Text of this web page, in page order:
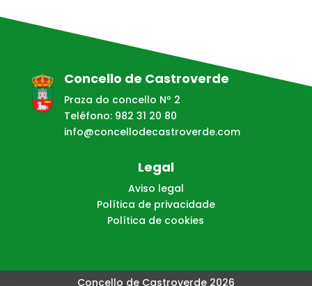
Concello de Castroverde
Praza do concello Nº 2
Teléfono: 982 31 20 80
info@concellodecastroverde.com
Legal
Aviso legal
Política de privacidade
Política de cookies
Concello de Castroverde 2026